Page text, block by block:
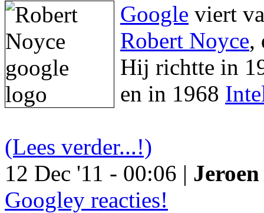
Google viert
Robert Noyce,
Hij richtte in
en in 1968
(Lees verder...!)
12 Dec '11 - 00:06 |
Googley reacties!